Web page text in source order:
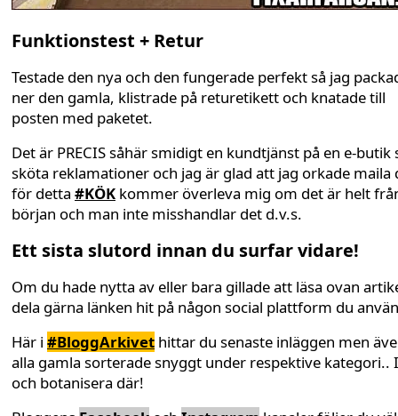
Funktionstest + Retur
Testade den nya och den fungerade perfekt så jag
ner den gamla, klistrade på returetikett och knatade till
posten med paketet.
Det är PRECIS såhär smidigt en kundtjänst på en e-butik
sköta reklamationer och jag är glad att jag orkade maila
för detta #KÖK kommer överleva mig om det är helt
början och man inte misshandlar det d.v.s.
Ett sista slutord innan du surfar vidare!
Om du hade nytta av eller bara gillade att läsa ovan
dela gärna länken hit på någon social plattform du
Här i #BloggArkivet hittar du senaste inläggen men
alla gamla sorterade snyggt under respektive kategori..
och botanisera där!